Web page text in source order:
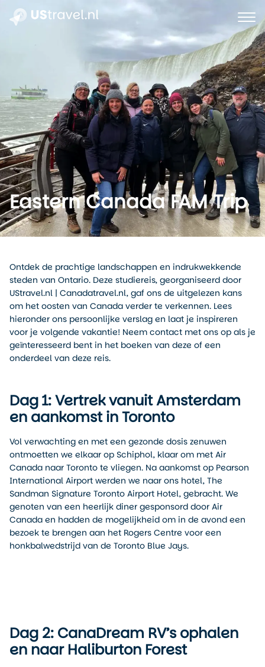
Eastern Canada FAM Trip
Ontdek de prachtige landschappen en indrukwekkende
steden van Ontario. Deze studiereis, georganiseerd door
UStravel.nl | Canadatravel.nl, gaf ons de uitgelezen kans
om het oosten van Canada verder te verkennen. Lees
hieronder ons persoonlijke verslag en laat je inspireren
voor je volgende vakantie! Neem contact met ons op als je
geïnteresseerd bent in het boeken van deze of een
onderdeel van deze reis.
Dag 1: Vertrek vanuit Amsterdam
en aankomst in Toronto
Vol verwachting en met een gezonde dosis zenuwen
ontmoetten we elkaar op Schiphol, klaar om met Air
Canada naar Toronto te vliegen. Na aankomst op Pearson
International Airport werden we naar ons hotel, The
Sandman Signature Toronto Airport Hotel, gebracht. We
genoten van een heerlijk diner gesponsord door Air
Canada en hadden de mogelijkheid om in de avond een
bezoek te brengen aan het Rogers Centre voor een
honkbalwedstrijd van de Toronto Blue Jays.
Dag 2: CanaDream RV’s ophalen
en naar Haliburton Forest